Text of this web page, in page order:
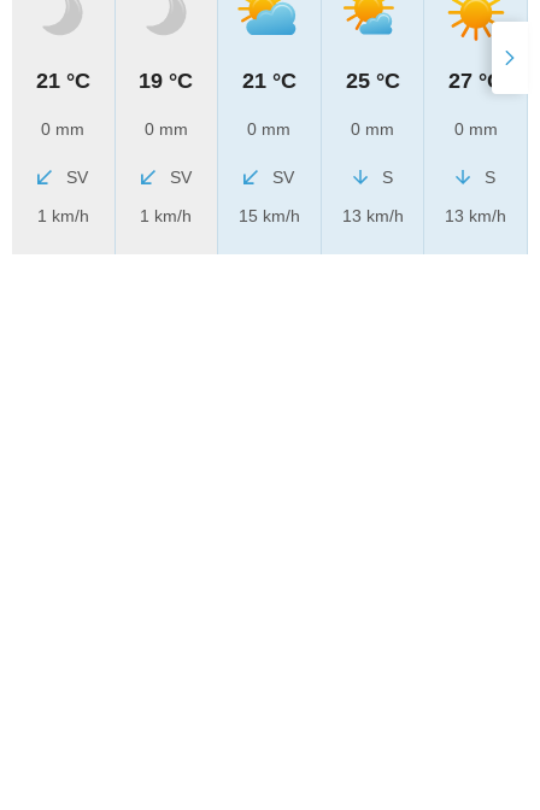
21 °C
0 mm
SV
1 km/h
19 °C
0 mm
SV
1 km/h
21 °C
0 mm
SV
15 km/h
25 °C
0 mm
S
13 km/h
27 °C
0 mm
S
13 km/h